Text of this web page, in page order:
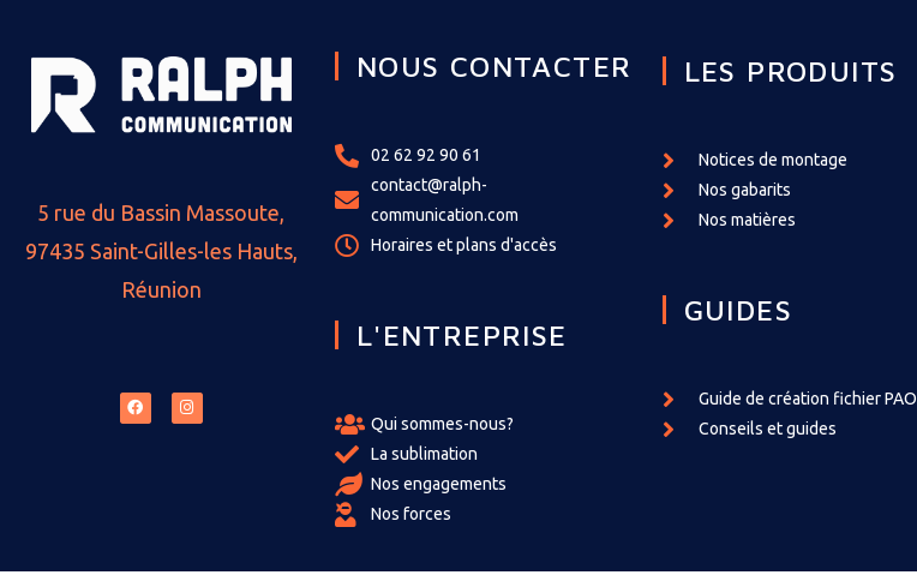
5 rue du Bassin Massoute,
97435 Saint-Gilles-les Hauts,
Réunion
NOUS CONTACTER
02 62 92 90 61
contact@ralph-
communication.com
Horaires et plans d'accès
L'ENTREPRISE
Qui sommes-nous?
La sublimation
Nos engagements
Nos forces
LES PRODUITS
Notices de montage
Nos gabarits
Nos matières
GUIDES
Guide de création fichier PAO
Conseils et guides